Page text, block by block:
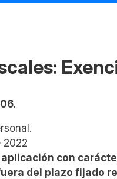
2022
aplicación con
del plazo fijado